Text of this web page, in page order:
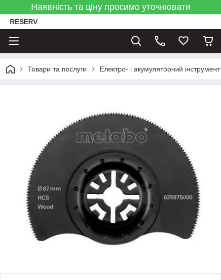
Наявність та ціну просимо уточнювати
RESERV
Товари та послуги Електро- і акумуляторний інструмент